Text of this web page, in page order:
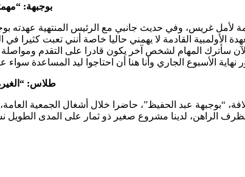
بوجبهة:
لأمل غريس، وفي حديث جانبي مع الرئيس المنتهية عهدته
الأولمبية القادمة لا يهمني حاليا خاصة أنني تعبت
سأترك المهام لشخص آخر يكون قادرا على التقدم ومواصلة
نهاية الأسبوع الجاري وأنا هنا أن احتاجوا ليد المساعدة
طلاس:
“بوجبهة عبد الحفيظ”، حاضرا خلال أشغال الجمعية
الراهن، لدينا مشروع صغير ذو ثمار على المدى الطويل